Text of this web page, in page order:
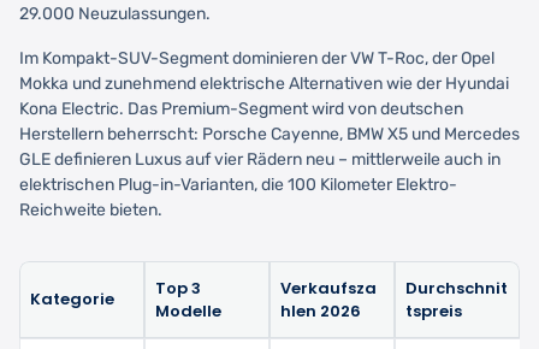
29.000 Neuzulassungen.
Im Kompakt-SUV-Segment dominieren der VW T-Roc, der Opel
Mokka und zunehmend elektrische Alternativen wie der Hyundai
Kona Electric. Das Premium-Segment wird von deutschen
Herstellern beherrscht: Porsche Cayenne, BMW X5 und Mercedes
GLE definieren Luxus auf vier Rädern neu – mittlerweile auch in
elektrischen Plug-in-Varianten, die 100 Kilometer Elektro-
Reichweite bieten.
Kategorie
Top 3
Modelle
Verkaufsza
hlen 2026
Durchschnit
tspreis